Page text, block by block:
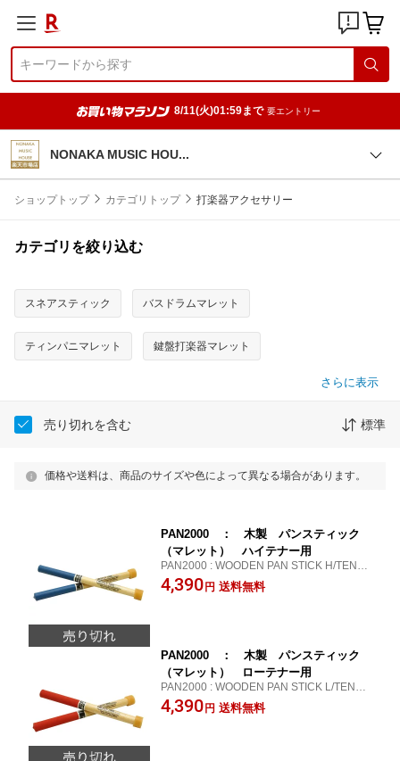
8/11(火)01:59まで 要エントリー
NONAKA MUSIC HOU
ショップトップ カテゴリトップ 打楽器アクセサリー
カテゴリを絞り込む
スネアスティック バスドラムマレット
ティンパニマレット 鍵盤打楽器マレット
さらに表示
売り切れを含む 標準
価格や送料は、商品のサイズや色によって異なる場合があります。
PAN2000 ： 木製 パンスティック
（マレット） ハイテナー用
PAN2000 : WOODEN PAN STICK H/TENO
R
4,390 円 送料無料
PAN2000 ： 木製 パンスティック
（マレット） ローテナー用
PAN2000 : WOODEN PAN STICK L/TENOR
4,390 円 送料無料